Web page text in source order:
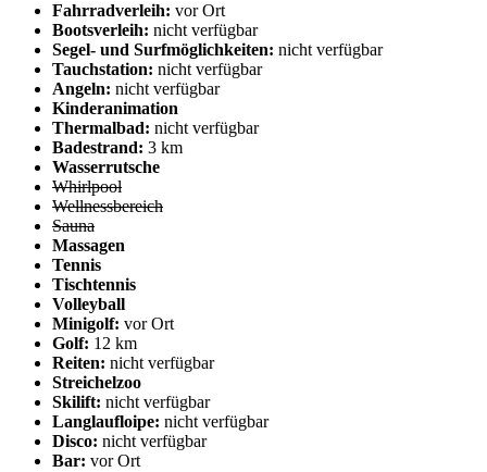
Fahrradverleih: vor Ort
Bootsverleih: nicht verfügbar
Segel- und Surfmöglichkeiten: nicht verfügbar
Tauchstation: nicht verfügbar
Angeln: nicht verfügbar
Kinderanimation
Thermalbad: nicht verfügbar
Badestrand: 3 km
Wasserrutsche
Whirlpool
Wellnessbereich
Sauna
Massagen
Tennis
Tischtennis
Volleyball
Minigolf: vor Ort
Golf: 12 km
Reiten: nicht verfügbar
Streichelzoo
Skilift: nicht verfügbar
Langlaufloipe: nicht verfügbar
Disco: nicht verfügbar
Bar: vor Ort